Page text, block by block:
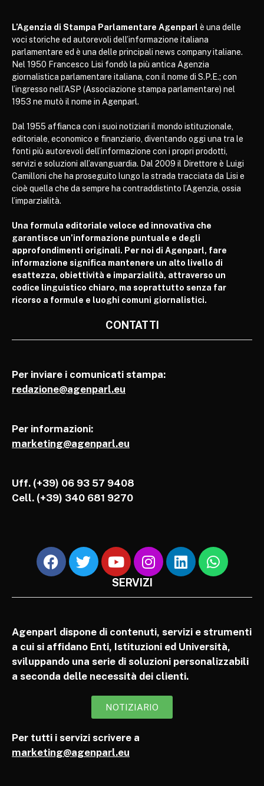
L’Agenzia di Stampa Parlamentare Agenparl è una delle
voci storiche ed autorevoli dell’informazione italiana
parlamentare ed è una delle principali news company italiane.
Nel 1950 Francesco Lisi fondò la più antica Agenzia
giornalistica parlamentare italiana, con il nome di S.P.E.; con
l’ingresso nell’ASP (Associazione stampa parlamentare) nel
1953 ne mutò il nome in Agenparl.
Dal 1955 affianca con i suoi notiziari il mondo istituzionale,
editoriale, economico e finanziario, diventando oggi una tra le
fonti più autorevoli dell’informazione con i propri prodotti,
servizi e soluzioni all’avanguardia. Dal 2009 il Direttore è Luigi
Camilloni che ha proseguito lungo la strada tracciata da Lisi e
cioè quella che da sempre ha contraddistinto l’Agenzia, ossia
l’imparzialità.
Una formula editoriale veloce ed innovativa che
garantisce un’informazione puntuale e degli
approfondimenti originali. Per noi di Agenparl, fare
informazione significa mantenere un alto livello di
esattezza, obiettività e imparzialità, attraverso un
codice linguistico chiaro, ma soprattutto senza far
ricorso a formule e luoghi comuni giornalistici.
CONTATTI
Per inviare i comunicati stampa:
redazione@agenparl.eu
Per informazioni:
marketing@agenparl.eu
Uff. (+39) 06 93 57 9408
Cell. (+39) 340 681 9270
SERVIZI
Agenparl dispone di contenuti, servizi e strumenti
a cui si affidano Enti, Istituzioni ed Università,
sviluppando una serie di soluzioni personalizzabili
a seconda delle necessità dei clienti.
NOTIZIARIO
Per tutti i servizi scrivere a
marketing@agenparl.eu